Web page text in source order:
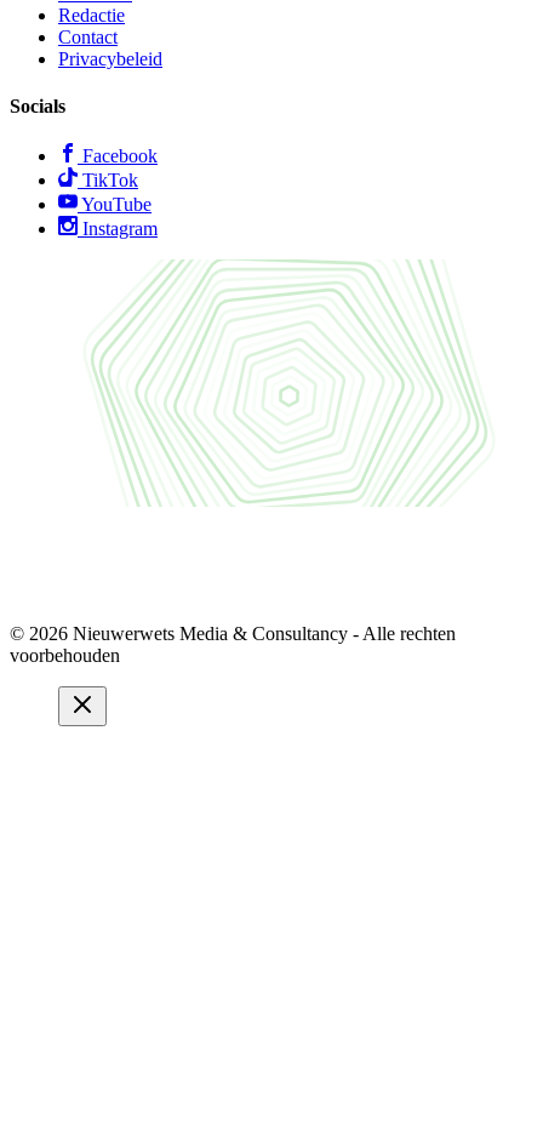
Redactie
Contact
Privacybeleid
Socials
Facebook
TikTok
YouTube
Instagram
© 2026 Nieuwerwets Media & Consultancy - Alle rechten
voorbehouden